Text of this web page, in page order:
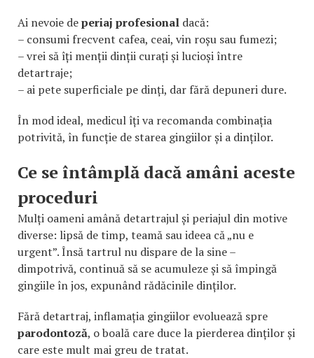
Ai nevoie deperiaj profesional dacă:
– consumi frecvent cafea, ceai, vin roșu sau fumezi;
– vrei să îți menții dinții curați și lucioși între
detartraje;
– ai pete superficiale pe dinți, dar fără depuneri dure.
În mod ideal, medicul îți va recomanda combinația
potrivită, în funcție de starea gingiilor și a dinților.
Ce se întâmplă dacă amâni aceste
proceduri
Mulți oameni amână detartrajul și periajul din motive
diverse: lipsă de timp, teamă sau ideea că „nu e
urgent”. Însă tartrul nu dispare de la sine –
dimpotrivă, continuă să se acumuleze și să împingă
gingiile în jos, expunând rădăcinile dinților.
Fără detartraj, inflamația gingiilor evoluează spre
parodontoză, o boală care duce la pierderea dinților și
care este mult mai greu de tratat.